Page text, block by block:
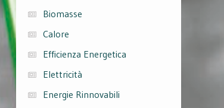
Biomasse
Calore
Efficienza Energetica
Elettricità
Energie Rinnovabili